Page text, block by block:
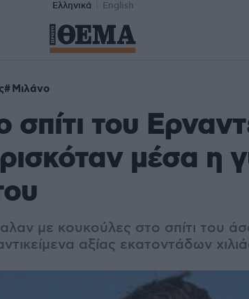
Ελληνικά English
Μιλάνο
σπίτι του
μέσα η
με κουκούλες στο σπίτι του
αξίας εκατοντάδων